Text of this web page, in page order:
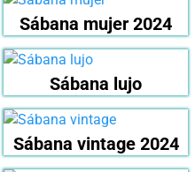
Sábana mujer 2024
Sábana lujo
Sábana vintage 2024